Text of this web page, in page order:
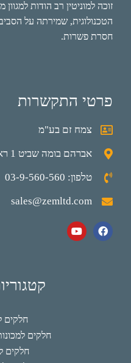
זוכה למוניטין רב הודות
הטכנולוגית, שמירתה על
חסרת פשרות.
פרטי התקשרות
צמח זם בע"מ
אברהם בומה שביט 1 ראשל"צ (מתחם יוקה פארק)
טלפון: 03-9-560-560
sales@zemltd.com
חלקים
חלקים
חלקים